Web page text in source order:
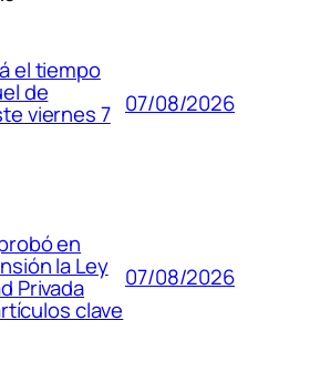
el tiempo
de
viernes 7 07/08/2026
en
la Ley
Privada
clave
07/08/2026